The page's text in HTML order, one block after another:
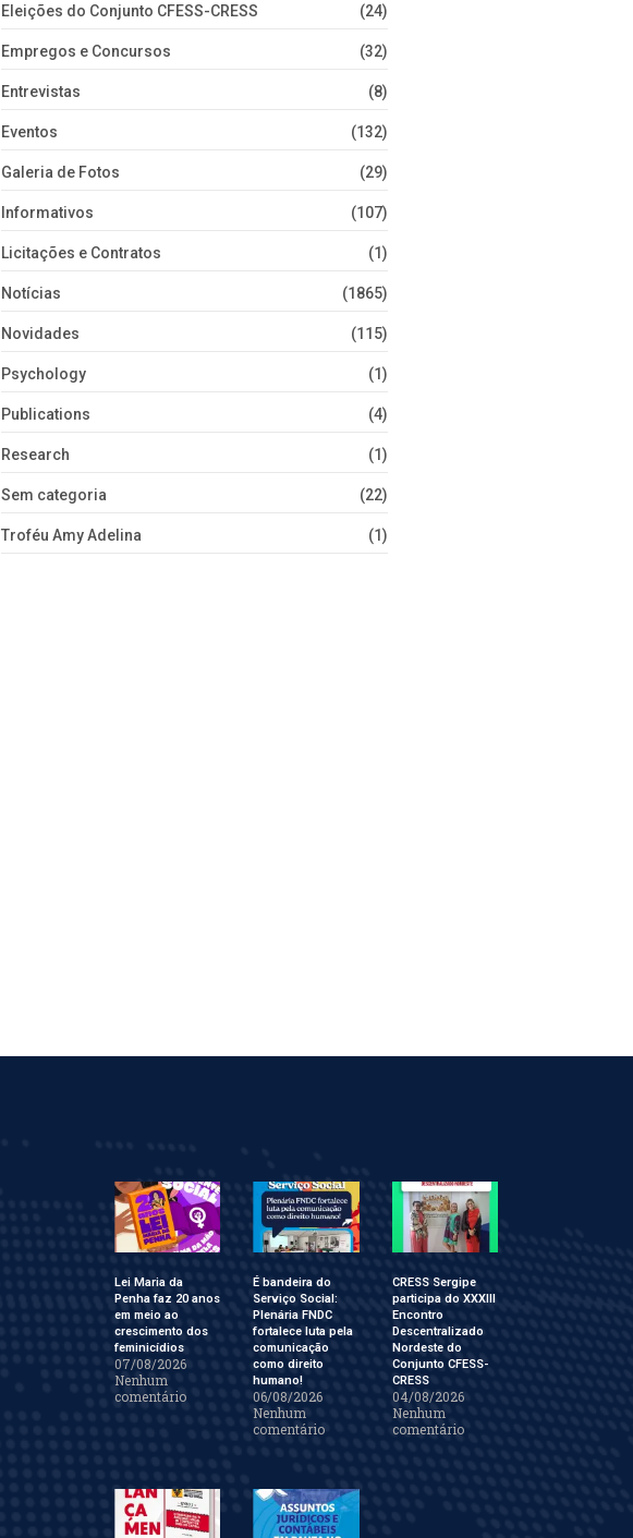
Eleições do Conjunto CFESS-CRESS (24)
Empregos e Concursos (32)
Entrevistas (8)
Eventos (132)
Galeria de Fotos (29)
Informativos (107)
Licitações e Contratos (1)
Notícias (1865)
Novidades (115)
Psychology (1)
Publications (4)
Research (1)
Sem categoria (22)
Troféu Amy Adelina (1)
Lei Maria da
Penha faz 20 anos
em meio ao
crescimento dos
feminicídios
07/08/2026
Nenhum
comentário
É bandeira do
Serviço Social:
Plenária FNDC
fortalece luta pela
comunicação
como direito
humano!
06/08/2026
Nenhum
comentário
CRESS Sergipe
participa do XXXIII
Encontro
Descentralizado
Nordeste do
Conjunto CFESS-
CRESS
04/08/2026
Nenhum
comentário